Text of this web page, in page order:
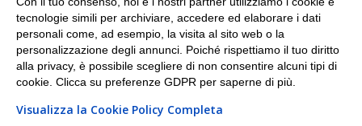
Torino|Milano|Roma|Bologna|Firenze| Genova
Napoli|Varese
tecnologie simili per archiviare, accedere ed elaborare i dati
personali come, ad esempio, la visita al sito web o la
personalizzazione degli annunci. Poiché rispettiamo il tuo diritto
alla privacy, è possibile scegliere di non consentire alcuni tipi di
cookie. Clicca su preferenze GDPR per saperne di più.
Visualizza la Cookie Policy Completa